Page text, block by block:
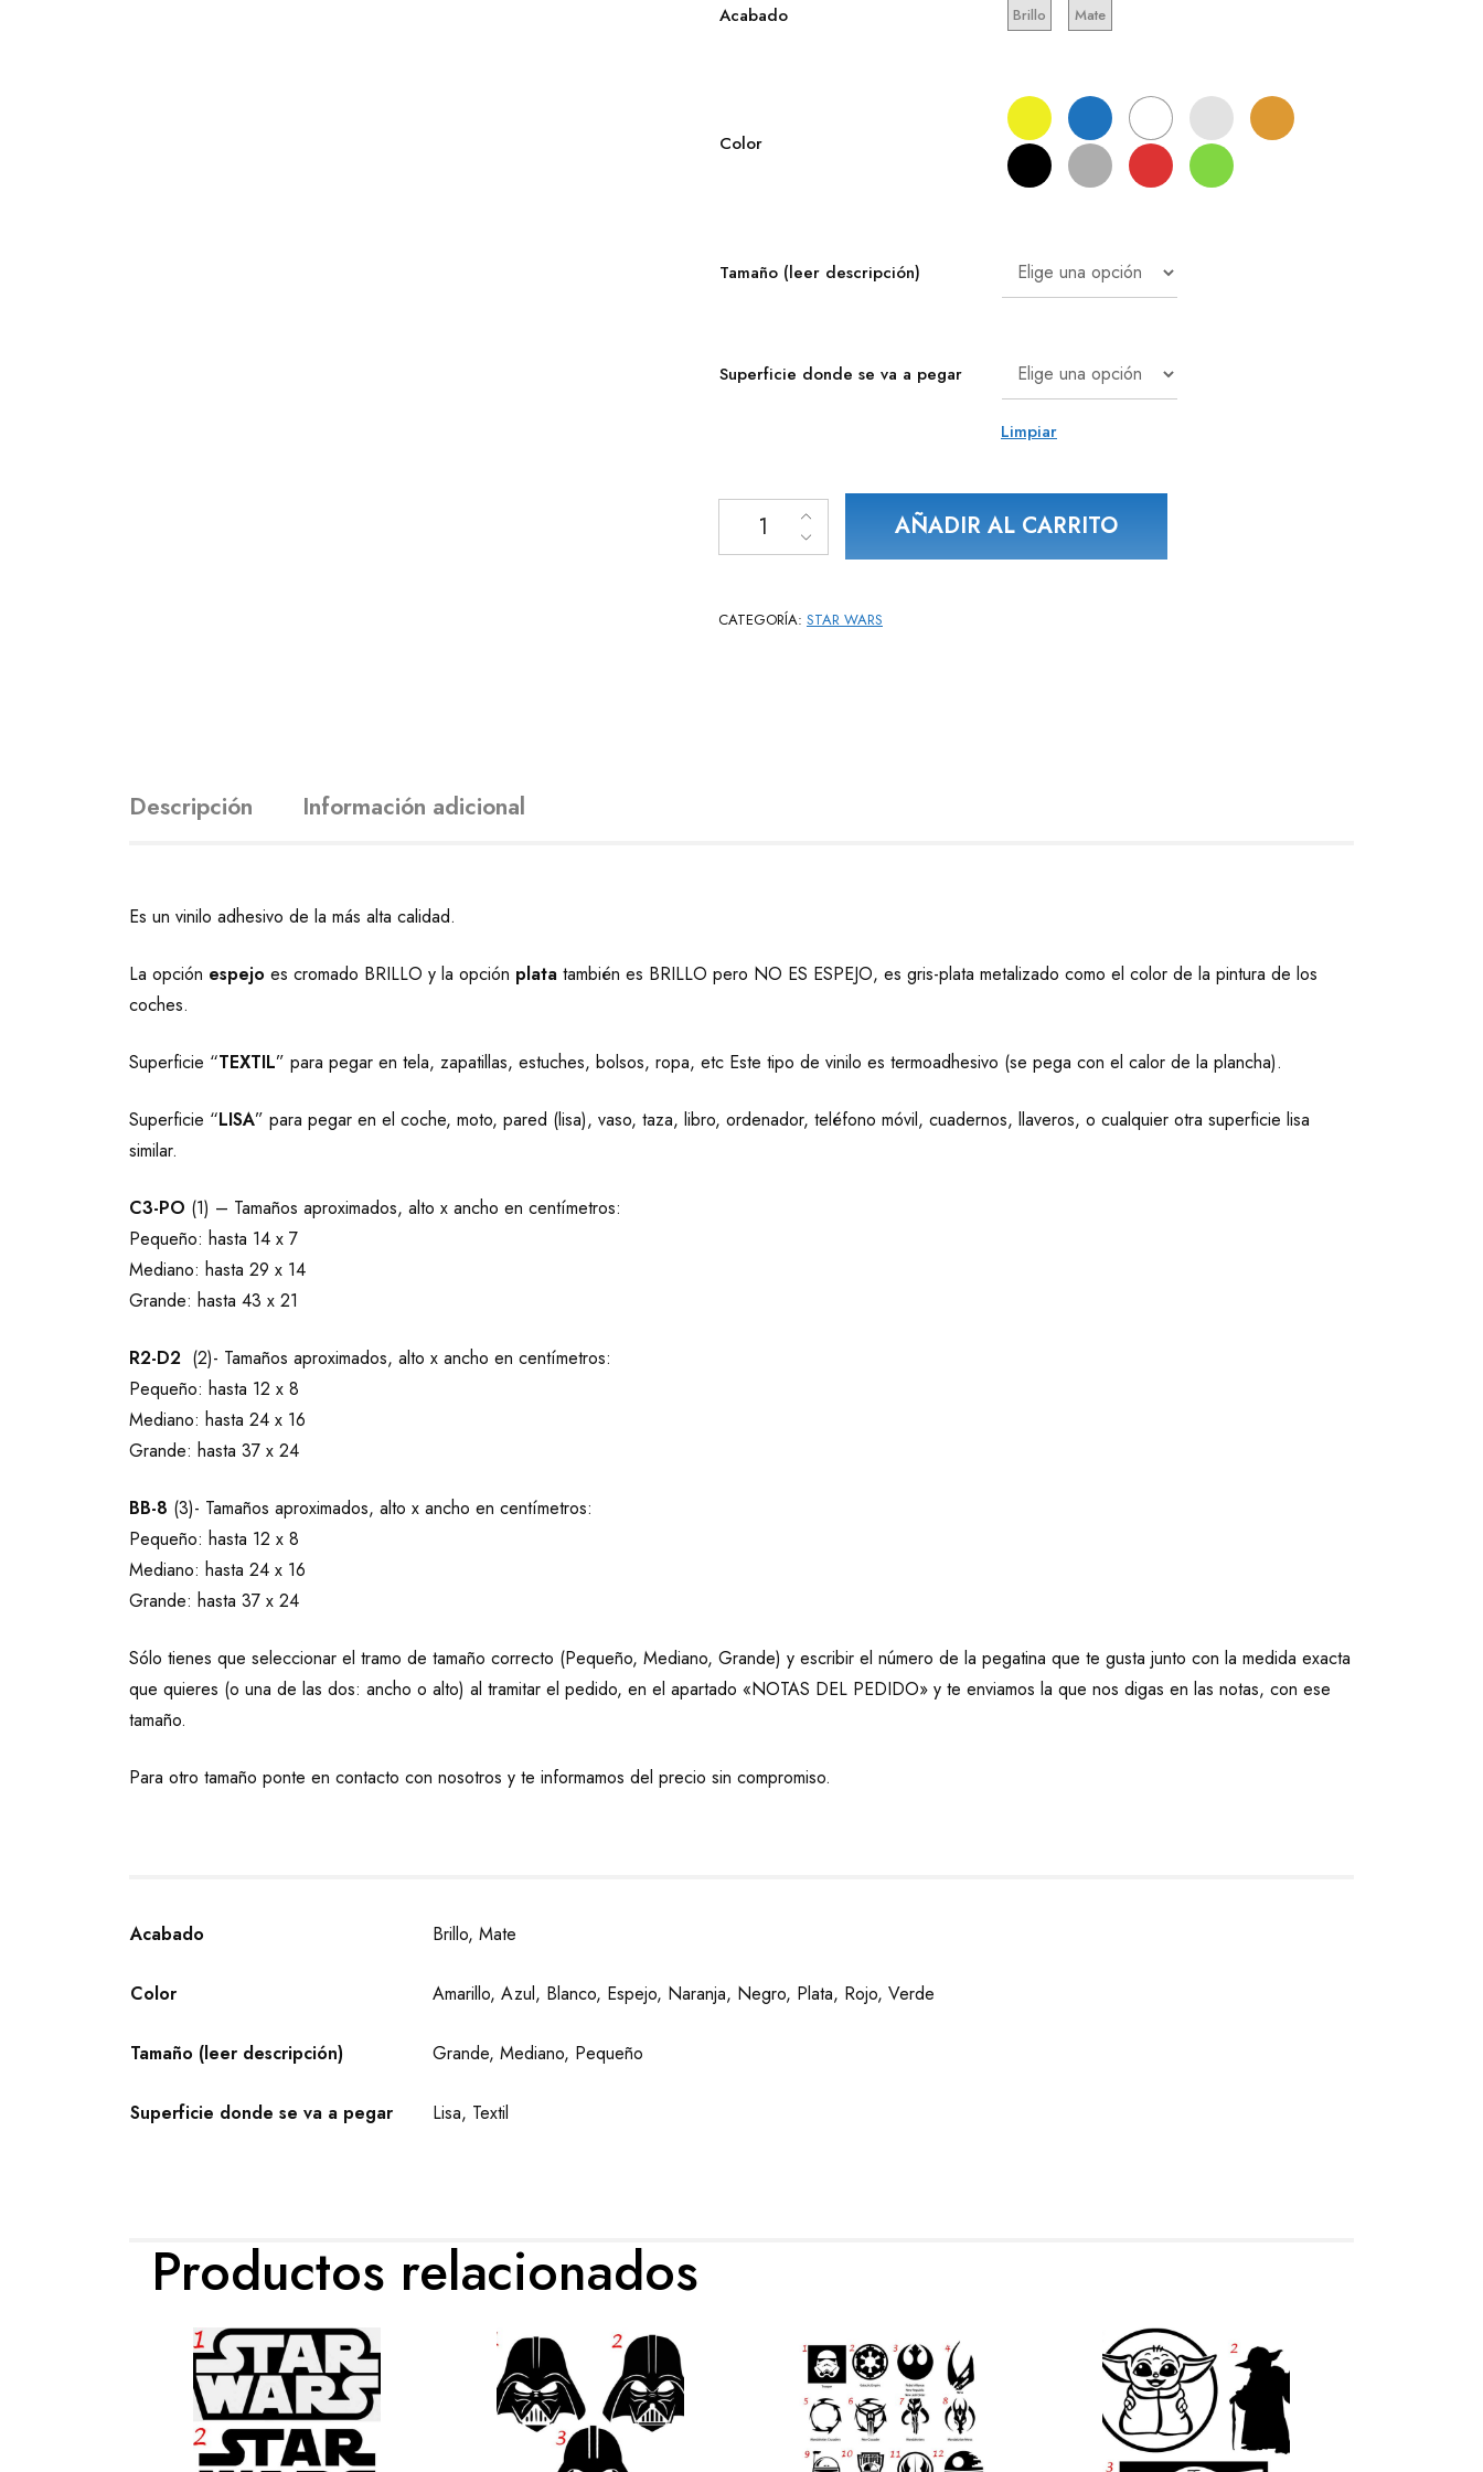
6,05 €
hasta
12,71 €
Acabado Brillo Mate
Color
Tamaño (leer descripción)
Superficie donde se va a pegar
Limpiar
Droides Star Wars BB-8 R2-D2 y C-3PO cantidad
AÑADIR AL CARRITO
CATEGORÍA: STAR WARS
Descripción Información adicional
Es un vinilo adhesivo de la más alta calidad.
La opción espejo es cromado BRILLO y la opción plata también es BRILLO pero NO ES ESPEJO, es gris-plata metalizado como el color de la pintura de los
coches.
Superficie “TEXTIL” para pegar en tela, zapatillas, estuches, bolsos, ropa, etc Este tipo de vinilo es termoadhesivo (se pega con el calor de la plancha).
Superficie “LISA” para pegar en el coche, moto, pared (lisa), vaso, taza, libro, ordenador, teléfono móvil, cuadernos, llaveros, o cualquier otra superficie lisa
similar.
C3-PO (1) – Tamaños aproximados, alto x ancho en centímetros:
Pequeño: hasta 14 x 7
Mediano: hasta 29 x 14
Grande: hasta 43 x 21
R2-D2 (2)- Tamaños aproximados, alto x ancho en centímetros:
Pequeño: hasta 12 x 8
Mediano: hasta 24 x 16
Grande: hasta 37 x 24
BB-8 (3)- Tamaños aproximados, alto x ancho en centímetros:
Pequeño: hasta 12 x 8
Mediano: hasta 24 x 16
Grande: hasta 37 x 24
Sólo tienes que seleccionar el tramo de tamaño correcto (Pequeño, Mediano, Grande) y escribir el número de la pegatina que te gusta junto con la medida exacta
que quieres (o una de las dos: ancho o alto) al tramitar el pedido, en el apartado «NOTAS DEL PEDIDO» y te enviamos la que nos digas en las notas, con ese
tamaño.
Para otro tamaño ponte en contacto con nosotros y te informamos del precio sin compromiso.
Acabado Brillo, Mate
Color Amarillo, Azul, Blanco, Espejo, Naranja, Negro, Plata, Rojo, Verde
Tamaño (leer descripción) Grande, Mediano, Pequeño
Superficie donde se va a pegar Lisa, Textil
Productos relacionados